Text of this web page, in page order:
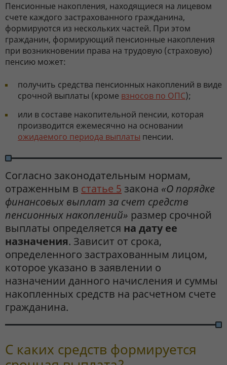
Пенсионные накопления, находящиеся на лицевом
счете каждого застрахованного гражданина,
формируются из нескольких частей. При этом
гражданин, формирующий пенсионные накопления
при возникновении права на трудовую (страховую)
пенсию может:
получить средства пенсионных накоплений в виде
срочной выплаты (кроме взносов по ОПС);
или в составе накопительной пенсии, которая
производится ежемесячно на основании
ожидаемого периода выплаты пенсии.
Согласно законодательным нормам,
отраженным в статье 5 закона «О порядке
финансовых выплат за счет средств
пенсионных накоплений» размер срочной
выплаты определяется на дату ее
назначения. Зависит от срока,
определенного застрахованным лицом,
которое указано в заявлении о
назначении данного начисления и суммы
накопленных средств на расчетном счете
гражданина.
С каких средств формируется